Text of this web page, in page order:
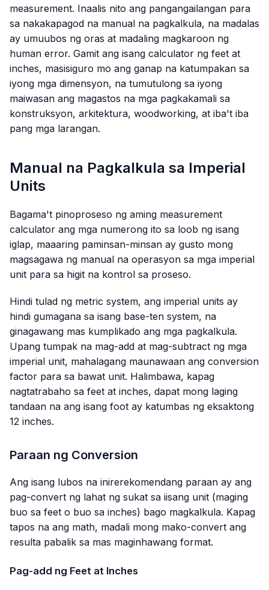
measurement. Inaalis nito ang pangangailangan para
sa nakakapagod na manual na pagkalkula, na madalas
ay umuubos ng oras at madaling magkaroon ng
human error. Gamit ang isang calculator ng feet at
inches, masisiguro mo ang ganap na katumpakan sa
iyong mga dimensyon, na tumutulong sa iyong
maiwasan ang magastos na mga pagkakamali sa
konstruksyon, arkitektura, woodworking, at iba't iba
pang mga larangan.
Manual na Pagkalkula sa Imperial
Units
Bagama't pinoproseso ng aming measurement
calculator ang mga numerong ito sa loob ng isang
iglap, maaaring paminsan-minsan ay gusto mong
magsagawa ng manual na operasyon sa mga imperial
unit para sa higit na kontrol sa proseso.
Hindi tulad ng metric system, ang imperial units ay
hindi gumagana sa isang base-ten system, na
ginagawang mas kumplikado ang mga pagkalkula.
Upang tumpak na mag-add at mag-subtract ng mga
imperial unit, mahalagang maunawaan ang conversion
factor para sa bawat unit. Halimbawa, kapag
nagtatrabaho sa feet at inches, dapat mong laging
tandaan na ang isang foot ay katumbas ng eksaktong
12 inches.
Paraan ng Conversion
Ang isang lubos na inirerekomendang paraan ay ang
pag-convert ng lahat ng sukat sa iisang unit (maging
buo sa feet o buo sa inches) bago magkalkula. Kapag
tapos na ang math, madali mong mako-convert ang
resulta pabalik sa mas maginhawang format.
Pag-add ng Feet at Inches